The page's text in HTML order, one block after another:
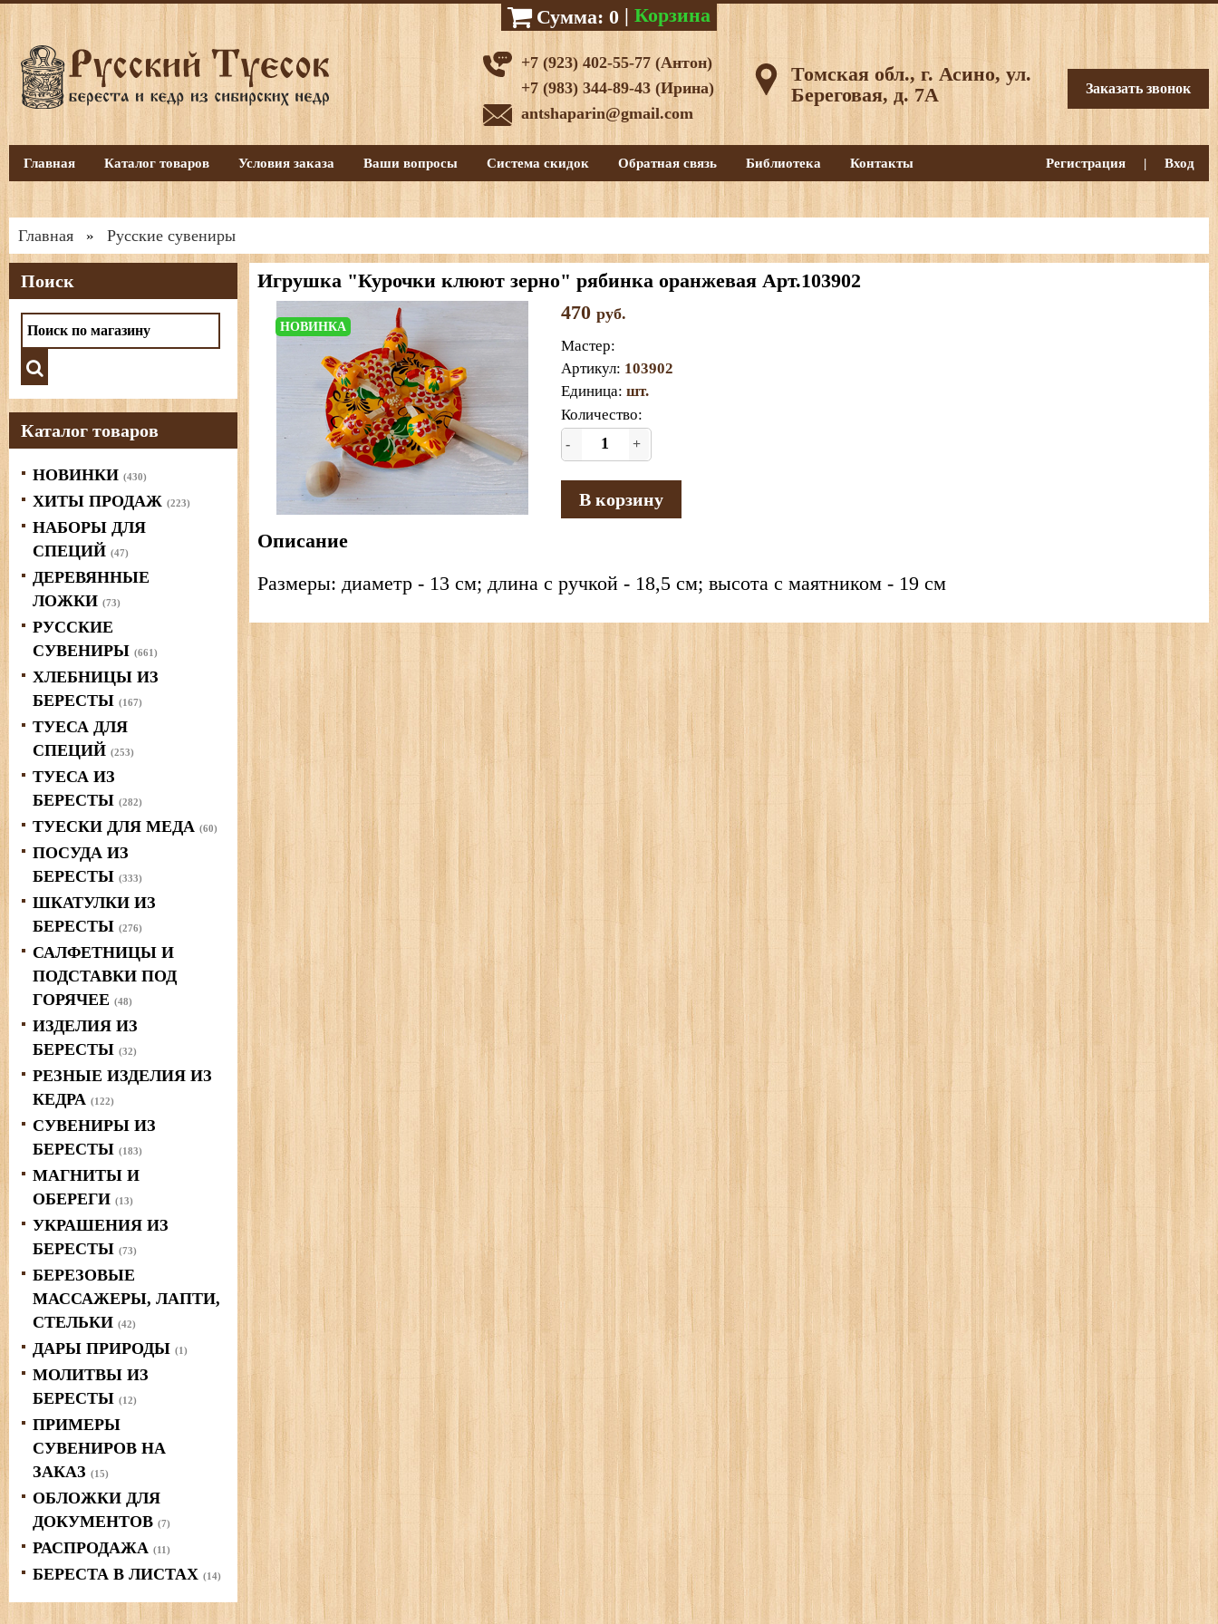
Сумма: 0 | Корзина
Главная Каталог товаров Условия заказа Ваши вопросы Система скидок Обратная связь Библиотека Контакты Регистрация | Вход
+7 (923) 402-55-77 (Антон)
+7 (983) 344-89-43 (Ирина)
antshaparin@gmail.com
Томская обл., г. Асино, ул.
Береговая, д. 7А
Заказать звонок
Главная » Русские сувениры
Игрушка "Курочки клюют зерно" рябинка оранжевая Арт.103902
НОВИНКА
470 руб.
Мастер:
Артикул: 103902
Единица: шт.
Количество:
- +
В корзину
Описание
Размеры: диаметр - 13 см; длина с ручкой - 18,5 см; высота с маятником - 19 см
Поиск
Каталог товаров
НОВИНКИ (430)
ХИТЫ ПРОДАЖ (223)
НАБОРЫ ДЛЯ
СПЕЦИЙ (47)
ДЕРЕВЯННЫЕ
ЛОЖКИ (73)
РУССКИЕ
СУВЕНИРЫ (661)
ХЛЕБНИЦЫ ИЗ
БЕРЕСТЫ (167)
ТУЕСА ДЛЯ
СПЕЦИЙ (253)
ТУЕСА ИЗ
БЕРЕСТЫ (282)
ТУЕСКИ ДЛЯ МЕДА (60)
ПОСУДА ИЗ
БЕРЕСТЫ (333)
ШКАТУЛКИ ИЗ
БЕРЕСТЫ (276)
САЛФЕТНИЦЫ И
ПОДСТАВКИ ПОД
ГОРЯЧЕЕ (48)
ИЗДЕЛИЯ ИЗ
БЕРЕСТЫ (32)
РЕЗНЫЕ ИЗДЕЛИЯ ИЗ
КЕДРА (122)
СУВЕНИРЫ ИЗ
БЕРЕСТЫ (183)
МАГНИТЫ И
ОБЕРЕГИ (13)
УКРАШЕНИЯ ИЗ
БЕРЕСТЫ (73)
БЕРЕЗОВЫЕ
МАССАЖЕРЫ, ЛАПТИ,
СТЕЛЬКИ (42)
ДАРЫ ПРИРОДЫ (1)
МОЛИТВЫ ИЗ
БЕРЕСТЫ (12)
ПРИМЕРЫ
СУВЕНИРОВ НА
ЗАКАЗ (15)
ОБЛОЖКИ ДЛЯ
ДОКУМЕНТОВ (7)
РАСПРОДАЖА (11)
БЕРЕСТА В ЛИСТАХ (14)